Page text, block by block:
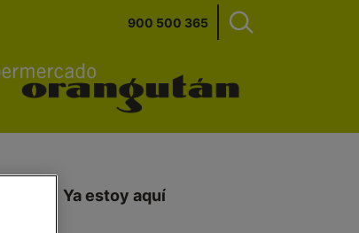
900 500 365
Ya estoy aquí